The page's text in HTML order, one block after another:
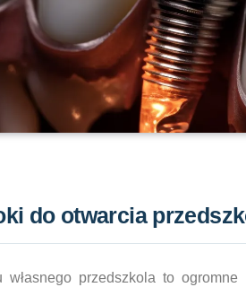
do otwarcia
własnego przedszkola to